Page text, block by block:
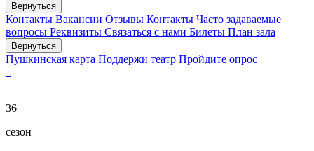
Вернуться
Контакты Вакансии Отзывы Контакты Часто задаваемые
вопросы Реквизиты Связаться с нами Билеты План зала
Вернуться
Пушкинская карта Поддержи театр Пройдите опрос
36
сезон